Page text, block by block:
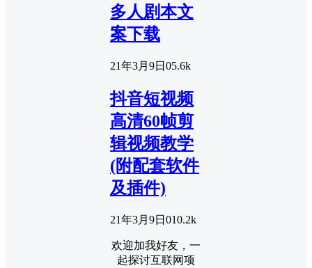
多人剧本文
案下载
21年3月9日 05.6k
抖音短视频
高清60帧剪
辑视频教学
(附配套软件
及插件)
21年3月9日 010.2k
欢迎加我好友，一
起探讨互联网项